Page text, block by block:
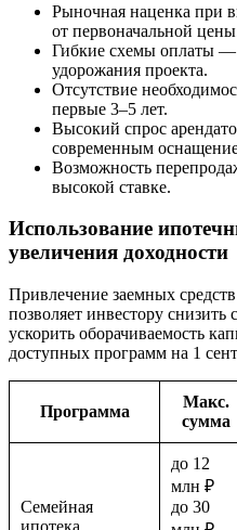
Рыночная наценка при
от первоначальной
Гибкие схемы оплаты —
удорожания проекта.
Отсутствие
первые 3–5 лет.
Высокий спрос
современным
Возможность
высокой ставке.
Использование
увеличения доходности
Привлечение заемных
позволяет инвестору
ускорить оборачиваемость
доступных программ на 1
Программа
Макс.
сумма
Семейная
до 12
млн ₽
до 30